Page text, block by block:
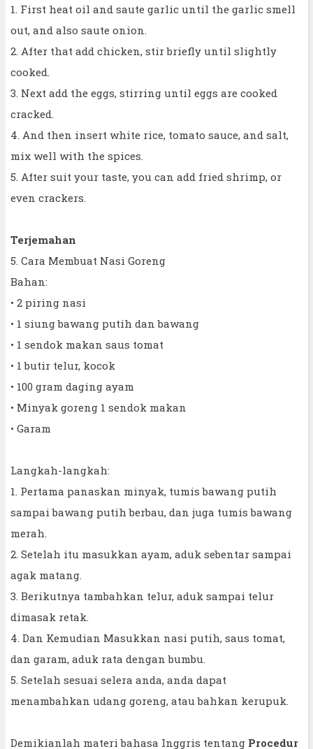
1. First heat oil and saute garlic until the garlic smell
out, and also saute onion.
2. After that add chicken, stir briefly until slightly
cooked.
3. Next add the eggs, stirring until eggs are cooked
cracked.
4. And then insert white rice, tomato sauce, and salt,
mix well with the spices.
5. After suit your taste, you can add fried shrimp, or
even crackers.
Terjemahan
5. Cara Membuat Nasi Goreng
Bahan:
• 2 piring nasi
• 1 siung bawang putih dan bawang
• 1 sendok makan saus tomat
• 1 butir telur, kocok
• 100 gram daging ayam
• Minyak goreng 1 sendok makan
• Garam
Langkah-langkah:
1. Pertama panaskan minyak, tumis bawang putih
sampai bawang putih berbau, dan juga tumis bawang
merah.
2. Setelah itu masukkan ayam, aduk sebentar sampai
agak matang.
3. Berikutnya tambahkan telur, aduk sampai telur
dimasak retak.
4. Dan Kemudian Masukkan nasi putih, saus tomat,
dan garam, aduk rata dengan bumbu.
5. Setelah sesuai selera anda, anda dapat
menambahkan udang goreng, atau bahkan kerupuk.
Demikianlah materi bahasa Inggris tentang Procedur